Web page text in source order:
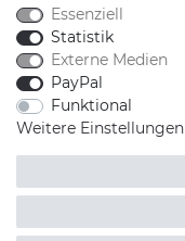
*Alle Preise
Essenziell
Statistik
Externe Medien
PayPal
Funktional
Weitere Einstellungen